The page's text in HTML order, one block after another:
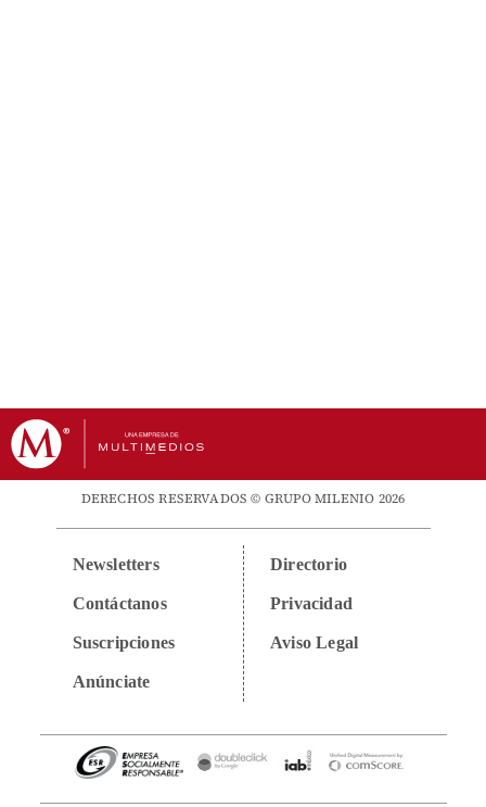
DERECHOS RESERVADOS © GRUPO MILENIO 2026
Newsletters
Contáctanos
Suscripciones
Anúnciate
Directorio
Privacidad
Aviso Legal